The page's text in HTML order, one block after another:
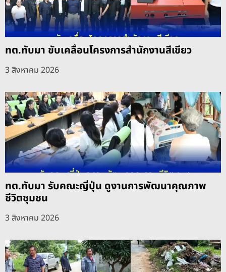
ทต.ทับมา ขับเคลื่อนโครงการสำนักงานสีเขียว
3 สิงหาคม 2026
ทต.ทับมา รับคณะญี่ปุ่น ดูงานการพัฒนาคุณภาพ
ชีวิตชุมชน
3 สิงหาคม 2026